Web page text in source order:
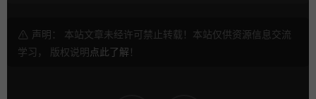
声明： 本站文章未经许可禁止转载！本站仅供资源信息交流
学习， 版权说明点此了解 ！